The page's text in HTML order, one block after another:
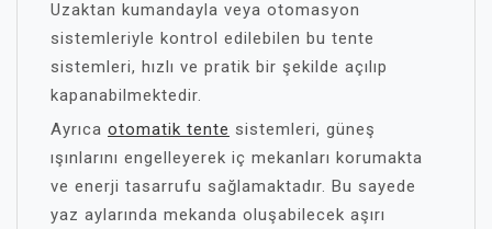
Uzaktan kumandayla veya otomasyon
sistemleriyle kontrol edilebilen bu tente
sistemleri, hızlı ve pratik bir şekilde açılıp
kapanabilmektedir.
Ayrıca otomatik tente sistemleri, güneş
ışınlarını engelleyerek iç mekanları korumakta
ve enerji tasarrufu sağlamaktadır. Bu sayede
yaz aylarında mekanda oluşabilecek aşırı